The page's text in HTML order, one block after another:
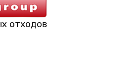
отходов